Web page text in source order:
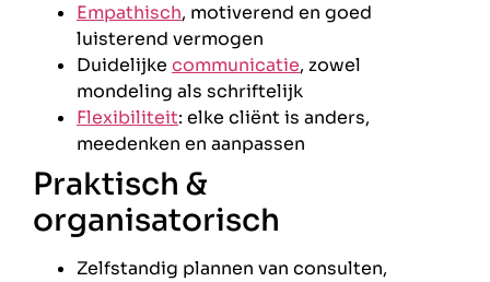
Empathisch, motiverend en goed
luisterend vermogen
Duidelijke communicatie, zowel
mondeling als schriftelijk
Flexibiliteit: elke cliënt is anders,
meedenken en aanpassen
Praktisch &
organisatorisch
Zelfstandig plannen van consulten,